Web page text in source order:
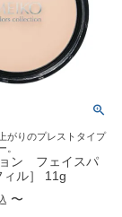
がりのプレストタイプ
。
ン フェイスパ
ィル］ 11g
〜